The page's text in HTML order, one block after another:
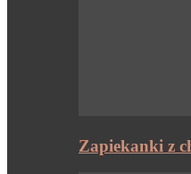
Zapiekanki z